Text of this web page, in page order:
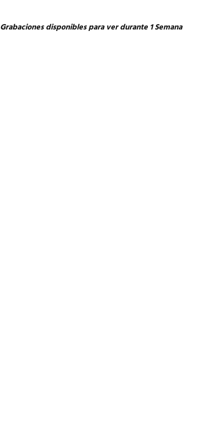
Grabaciones disponibles para ver durante 1 Semana